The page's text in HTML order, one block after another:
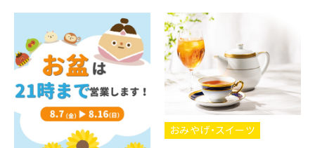
おみやげ・スイーツ